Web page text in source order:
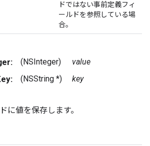
ドではない事前定義フィ
ールドを参照している場
合。
(NSInteger) value
(NSString *) key
に値を保存します。